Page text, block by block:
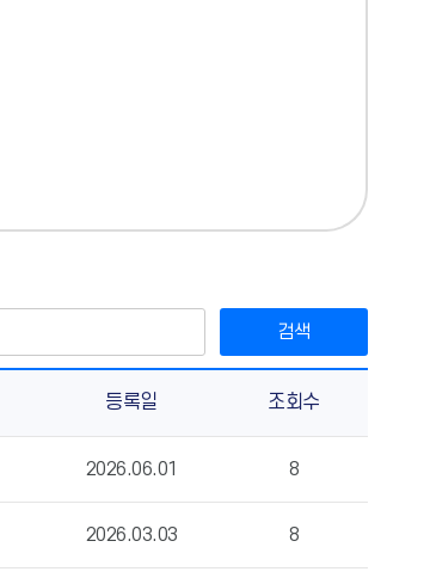
검색
등록일 조회수
2026.06.01 8
2026.03.03 8